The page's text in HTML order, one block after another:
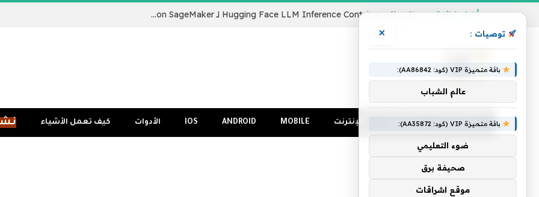
أخبار شائعة نقدم لكم Hugging Face LLM Inference Container لـ Amazon SageMaker
الرئيسية كمبيوتر الإنترنت MOBILE
ANDROID
IOS الأدوات كيف تعمل الأشياء
توصيات : ×
باقة متميزة VIP (كود: AA86842):
عالم الشباب
باقة متميزة VIP (كود: AA35872):
ضوء التعليمي
صحيفة برق
موقع اشراقات